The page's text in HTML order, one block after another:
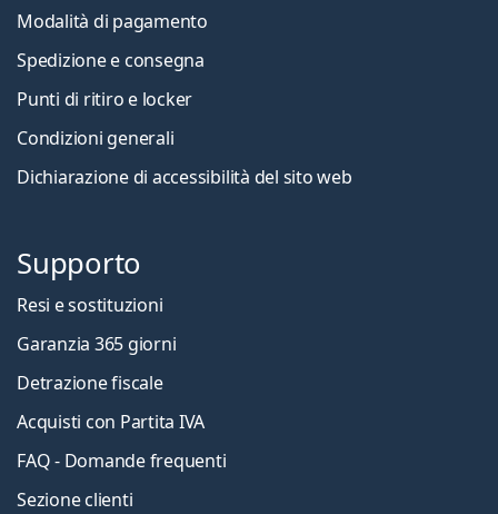
Modalità di pagamento
Spedizione e consegna
Punti di ritiro e locker
Condizioni generali
Dichiarazione di accessibilità del sito web
Supporto
Resi e sostituzioni
Garanzia 365 giorni
Detrazione fiscale
Acquisti con Partita IVA
FAQ - Domande frequenti
Sezione clienti